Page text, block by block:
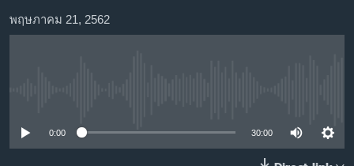
การไลฟ์สไตล์
พฤษภาคม 21, 2562
0:00 30:00